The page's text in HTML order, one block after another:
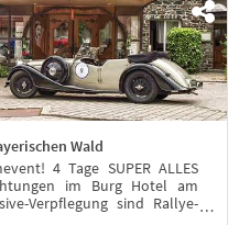
Wald
4 Tage SUPER ALLES
im Burg Hotel am
Verpflegung sind Rallye-